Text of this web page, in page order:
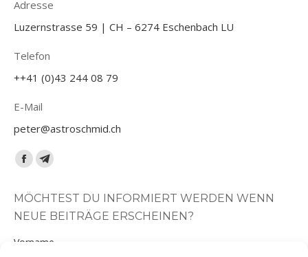
Adresse
Luzernstrasse 59 | CH – 6274 Eschenbach LU
Telefon
++41 (0)43 244 08 79
E-Mail
peter@astroschmid.ch
Finden Sie uns auf:
Facebook
opens
in
new
Telegram
opens
in
new
MÖCHTEST DU INFORMIERT WERDEN WENN
NEUE BEITRÄGE ERSCHEINEN?
Vorname